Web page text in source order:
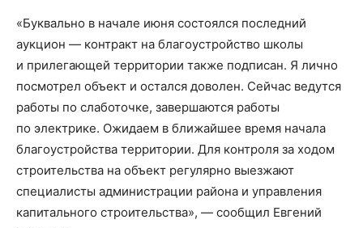
«Буквально в начале июня состоялся последний
аукцион — контракт на благоустройство школы
и прилегающей территории также подписан. Я лично
посмотрел объект и остался доволен. Сейчас ведутся
работы по слаботочке, завершаются работы
по электрике. Ожидаем в ближайшее время начала
благоустройства территории. Для контроля за ходом
строительства на объект регулярно выезжают
специалисты администрации района и управления
капитального строительства», — сообщил Евгений